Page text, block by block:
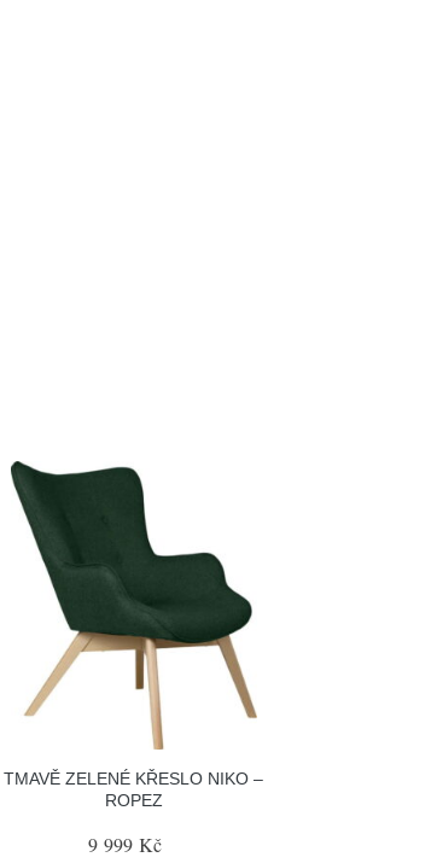
TMAVĚ ZELENÉ KŘESLO NIKO –
ROPEZ
9 999 Kč